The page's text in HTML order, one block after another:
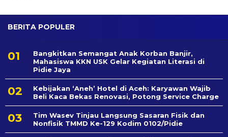
BERITA POPULER
Bangkitkan Semangat Anak Korban Banjir,
Mahasiswa KKN USK Gelar Kegiatan Literasi di
Pidie Jaya
Kebijakan ‘Aneh’ Hotel di Aceh: Karyawan Wajib
Beli Kaca Bekas Renovasi, Potong Service Charge
Tim Wasev Tinjau Langsung Sasaran Fisik dan
Nonfisik TMMD Ke-129 Kodim 0102/Pidie